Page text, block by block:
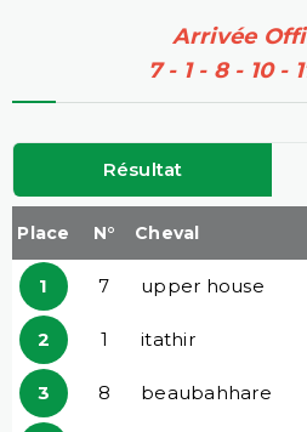
Arrivée
7 - 1 - 8 - 10 -
Résultat
Place N° Cheval
1 7 upper house
2 1 itathir
3 8 beaubahhare